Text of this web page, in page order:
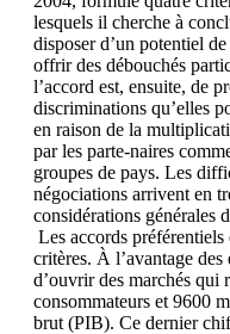
lesquels il cherche à
disposer d’un potentiel
offrir des débouchés
l’accord est, ensuite, de
discriminations qu’elles
en raison de la
par les parte-naires
groupes de pays. Les
négociations arrivent en
considérations générales
Les accords préférentiels
critères. À l’avantage
d’ouvrir des marchés qui
consommateurs et 9600
brut (PIB). Ce dernier